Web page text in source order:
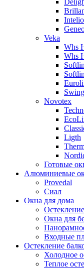
Veka
Whs
Whs
Novotex
Ligth
Готовые
Алюминиевые
Provedal
Сиал
Окна для дома
Окна для
Входные
Остекление
Холодное
Теплое